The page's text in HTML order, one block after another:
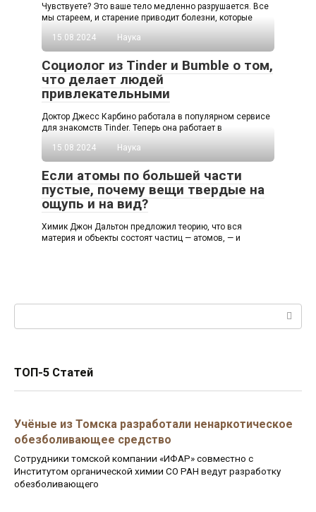
Чувствуете? Это ваше тело медленно разрушается. Все
мы стареем, и старение приводит болезни, которые
15.08.2024
Наука
Социолог из Tinder и Bumble о том,
что делает людей
привлекательными
Доктор Джесс Карбино работала в популярном сервисе
для знакомств Tinder. Теперь она работает в
15.08.2024
Наука
Если атомы по большей части
пустые, почему вещи твердые на
ощупь и на вид?
Химик Джон Дальтон предложил теорию, что вся
материя и объекты состоят частиц — атомов, — и
ТОП-5 Статей
Учёные из Томска разработали ненаркотическое
обезболивающее средство
Сотрудники томской компании «ИФАР» совместно с
Институтом органической химии СО РАН ведут разработку
обезболивающего